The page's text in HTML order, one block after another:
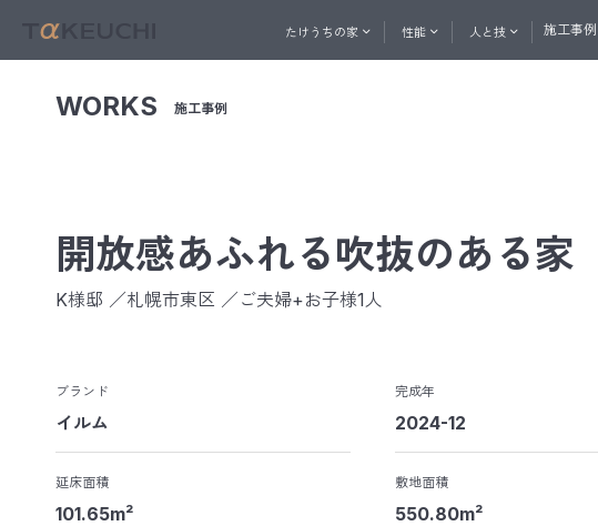
たけうちの家 性能 人と技 施工事例
WORKS 施工事例
開放感あふれる吹抜のある家
K様邸 ／札幌市東区 ／ご夫婦+お子様1人
ブランド
イルム
完成年
2024-12
延床面積
101.65m²
敷地面積
550.80m²